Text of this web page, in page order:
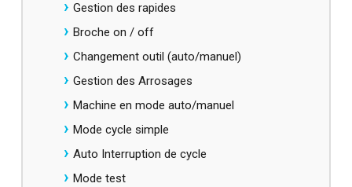
Gestion des rapides
Broche on / off
Changement outil (auto/manuel)
Gestion des Arrosages
Machine en mode auto/manuel
Mode cycle simple
Auto Interruption de cycle
Mode test